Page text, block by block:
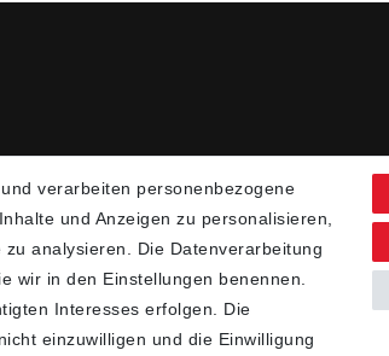
verarbeiten personenbezogene
und Anzeigen zu personalisieren,
analysieren. Die Datenverarbeitung
wir in den Einstellungen benennen.
Interesses erfolgen. Die
einzuwilligen und die Einwilligung